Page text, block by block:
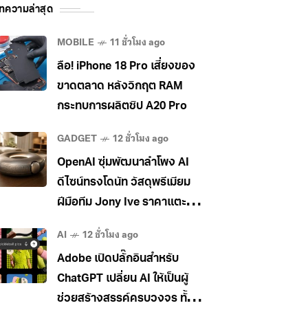
ความล่าสุด
MOBILE 11 ชั่วโมง ago
ลือ! iPhone 18 Pro เสี่ยงของ
ขาดตลาด หลังวิกฤต RAM
กระทบการผลิตชิป A20 Pro
GADGET 12 ชั่วโมง ago
OpenAI ซุ่มพัฒนาลำโพง AI
ดีไซน์ทรงโดนัท วัสดุพรีเมียม
ฝีมือทีม Jony Ive ราคาแตะ
AI 12 ชั่วโมง ago
Adobe เปิดปลั๊กอินสำหรับ
ChatGPT เปลี่ยน AI ให้เป็นผู้
ช่วยสร้างสรรค์ครบวงจร ทั้ง